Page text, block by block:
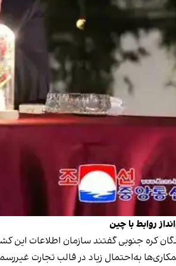
روابط با چین
کره جنوبی گفتند سازمان اطلاعات این
به‌احتمال زیاد در قالب تجارت